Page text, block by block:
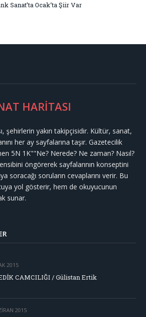
Sanat’ta Ocak’ta Şiir Var
HARİTASI
şehirlerin yakın takipçisidir. Kültür, sanat,
her ay sayfalarına taşır. Gazetecilik
5N 1K""Ne? Nerede? Ne zaman? Nasıl?
öngörerek sayfalarının konseptini
soracağı soruların cevaplarını verir. Bu
yol gösterir, hem de okuyucunun
sunar.
2015
CAMCILIĞI / Gülistan Ertik
2015